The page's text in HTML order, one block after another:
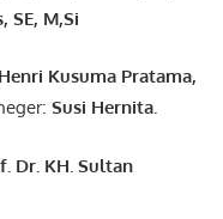
SE, M,Si
Kusuma Pratama,
Susi Hernita.
Dr. KH. Sultan